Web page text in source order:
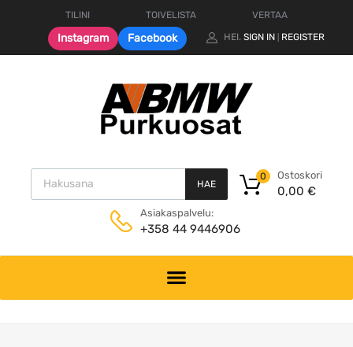
TILINI TOIVELISTA VERTAA
Instagram Facebook HEI. SIGN IN REGISTER
Products search
HAE
Ostoskori
0,00 €
0
Asiakaspalvelu:
+358 44 9446906
content